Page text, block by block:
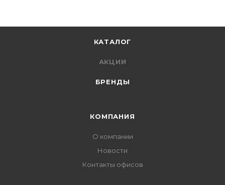
КАТАЛОГ
АКЦИИ
БРЕНДЫ
КОМПАНИЯ
О компании
Новости
Контакты офисов